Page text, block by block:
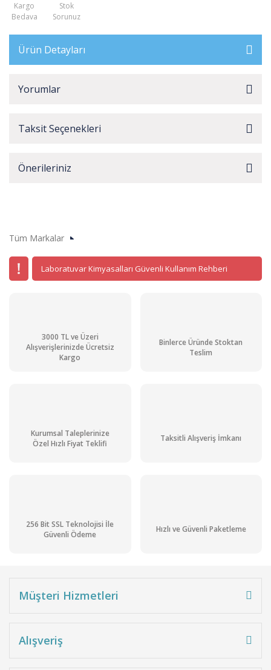
Kargo
Bedava
Stok
Sorunuz
Ürün Detayları
Yorumlar
Taksit Seçenekleri
Önerileriniz
Tüm Markalar
Laboratuvar Kimyasalları Güvenli Kullanım Rehberi
3000 TL ve Üzeri
Alışverişlerinizde Ücretsiz
Kargo
Binlerce Üründe Stoktan
Teslim
Kurumsal Taleplerinize
Özel Hızlı Fiyat Teklifi
Taksitli Alışveriş İmkanı
256 Bit SSL Teknolojisi İle
Güvenli Ödeme
Hızlı ve Güvenli Paketleme
Müşteri Hizmetleri
Alışveriş